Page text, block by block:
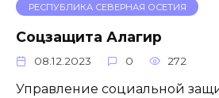
РЕСПУБЛИКА СЕВЕРНАЯ ОСЕТИЯ
Соцзащита Алагир
08.12.2023 0 272
Управление социальной